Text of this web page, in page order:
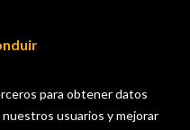
para obtener datos
usuarios y mejorar